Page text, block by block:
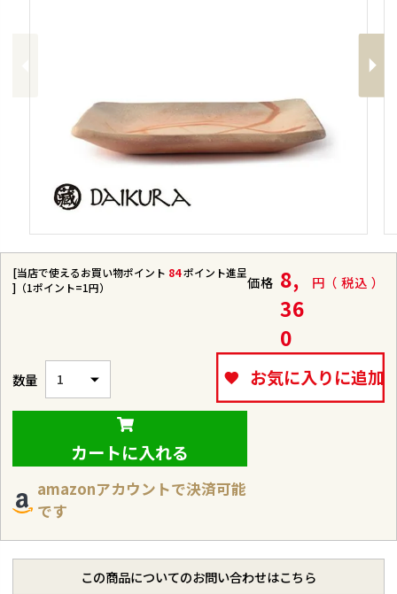
[当店で使えるお買い物ポイント 84ポイント進呈
]（1ポイント=1円）
価格 8,
36
0
税込
お気に入りに追加
カートに入れる
amazonアカウントで決済可能
です
この商品についてのお問い合わせはこちら